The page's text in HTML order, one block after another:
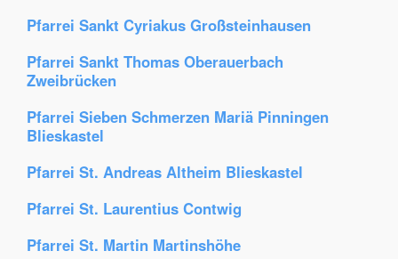
Pfarrei Sankt Cyriakus Großsteinhausen
Pfarrei Sankt Thomas Oberauerbach
Zweibrücken
Pfarrei Sieben Schmerzen Mariä Pinningen
Blieskastel
Pfarrei St. Andreas Altheim Blieskastel
Pfarrei St. Laurentius Contwig
Pfarrei St. Martin Martinshöhe